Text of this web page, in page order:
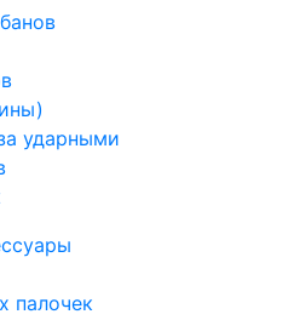
ударными
палочек